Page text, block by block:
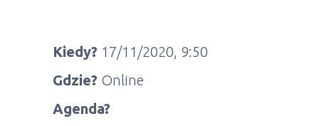
Kiedy? 17/11/2020, 9:50
Gdzie? Online
Agenda?